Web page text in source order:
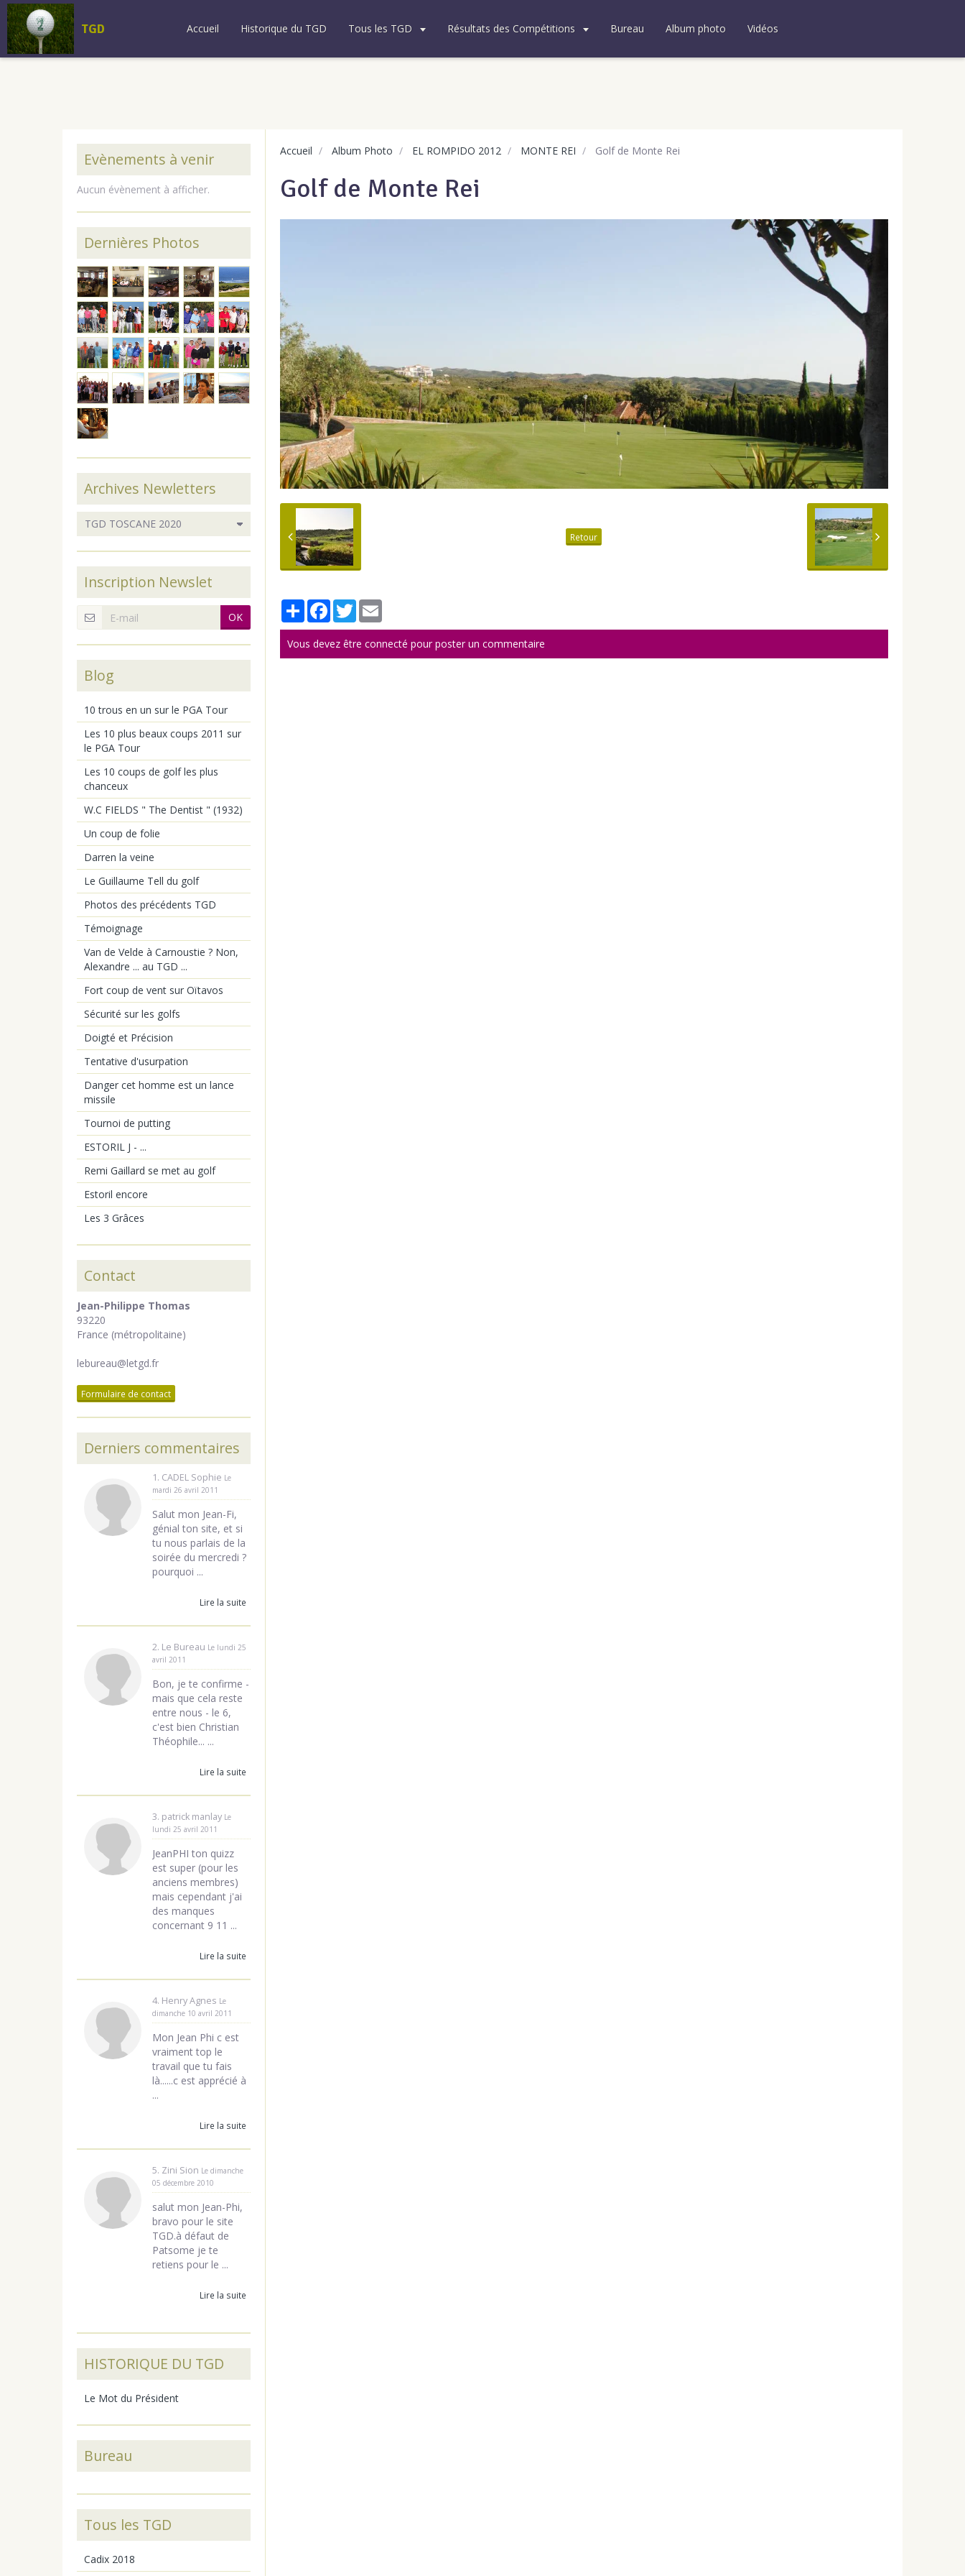
TGD Accueil Historique du TGD Tous les TGD Résultats des Compétitions Bureau Album photo Vidéos
Accueil Album Photo EL ROMPIDO 2012 MONTE REI Golf de Monte Rei
Golf de Monte Rei
Retour
PartagerFacebook
TwitterEmail
Vous devez être connecté pour poster un commentaire
Evènements à venir
Aucun évènement à afficher.
Dernières Photos
Archives Newletters
Inscription Newslet
OK
Blog
10 trous en un sur le PGA Tour
Les 10 plus beaux coups 2011 sur
le PGA Tour
Les 10 coups de golf les plus
chanceux
W.C FIELDS " The Dentist " (1932)
Un coup de folie
Darren la veine
Le Guillaume Tell du golf
Photos des précédents TGD
Témoignage
Van de Velde à Carnoustie ? Non,
Alexandre ... au TGD ...
Fort coup de vent sur Oïtavos
Sécurité sur les golfs
Doigté et Précision
Tentative d'usurpation
Danger cet homme est un lance
missile
Tournoi de putting
ESTORIL J - ...
Remi Gaillard se met au golf
Estoril encore
Les 3 Grâces
Contact
Jean-Philippe Thomas
93220
France (métropolitaine)
lebureau@letgd.fr
Formulaire de contact
Derniers commentaires
1. CADEL Sophie Le
mardi 26 avril 2011
Salut mon Jean-Fi,
génial ton site, et si
tu nous parlais de la
soirée du mercredi ?
pourquoi ...
Lire la suite
2. Le Bureau Le lundi 25
avril 2011
Bon, je te confirme -
mais que cela reste
entre nous - le 6,
c'est bien Christian
Théophile... ...
Lire la suite
3. patrick manlay Le
lundi 25 avril 2011
JeanPHI ton quizz
est super (pour les
anciens membres)
mais cependant j'ai
des manques
concernant 9 11 ...
Lire la suite
4. Henry Agnes Le
dimanche 10 avril 2011
Mon Jean Phi c est
vraiment top le
travail que tu fais
là......c est apprécié à
...
Lire la suite
5. Zini Sion Le dimanche
05 décembre 2010
salut mon Jean-Phi,
bravo pour le site
TGD.à défaut de
Patsome je te
retiens pour le ...
Lire la suite
HISTORIQUE DU TGD
Le Mot du Président
Bureau
Tous les TGD
Cadix 2018